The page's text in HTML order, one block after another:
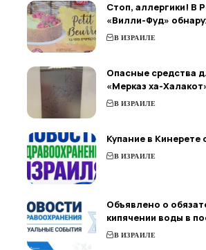
Стоп, аллергики! В
«Вилли-Фуд»
В ИЗРАИЛЕ
Опасные средства
«Мерказ ха-
В ИЗРАИЛЕ
Купание в Кинерете
В ИЗРАИЛЕ
Объявлено о
кипячении воды в
В ИЗРАИЛЕ